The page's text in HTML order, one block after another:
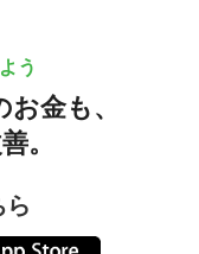
う
お金も、
。
ら